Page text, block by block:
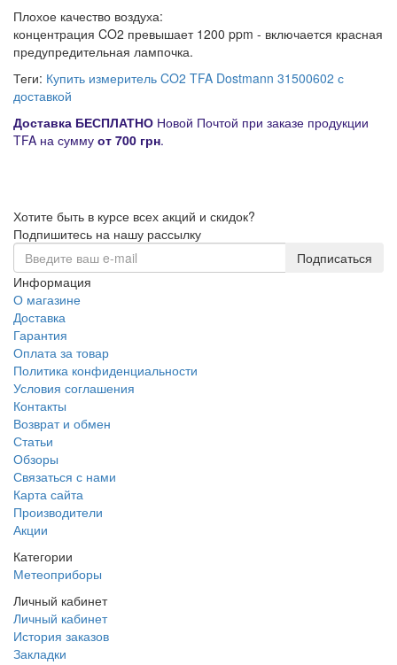
Плохое качество воздуха:
концентрация CO2 превышает 1200 ppm - включается красная
предупредительная лампочка.
Теги: Купить измеритель CO2 TFA Dostmann 31500602 с
доставкой
Доставка БЕСПЛАТНО Новой Почтой при заказе продукции
TFA на сумму от 700 грн.
Хотите быть в курсе всех акций и скидок?
Подпишитесь на нашу рассылку
Подписаться
Информация
О магазине
Доставка
Гарантия
Оплата за товар
Политика конфиденциальности
Условия соглашения
Контакты
Возврат и обмен
Статьи
Обзоры
Связаться с нами
Карта сайта
Производители
Акции
Категории
Метеоприборы
Личный кабинет
Личный кабинет
История заказов
Закладки